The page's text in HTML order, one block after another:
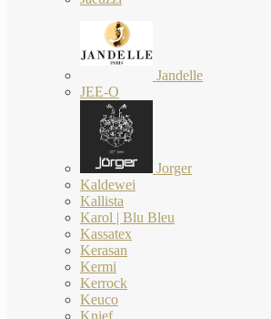
Jandelle
JEE-O
Jorger
Kaldewei
Kallista
Karol | Blu Bleu
Kassatex
Kerasan
Kermi
Kerrock
Keuco